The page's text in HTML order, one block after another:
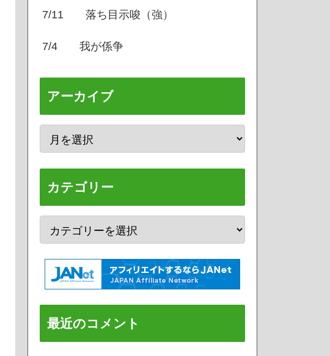
7/11 落ち目示唆（強）
7/4 我が係争
アーカイブ
カテゴリー
最近のコメント